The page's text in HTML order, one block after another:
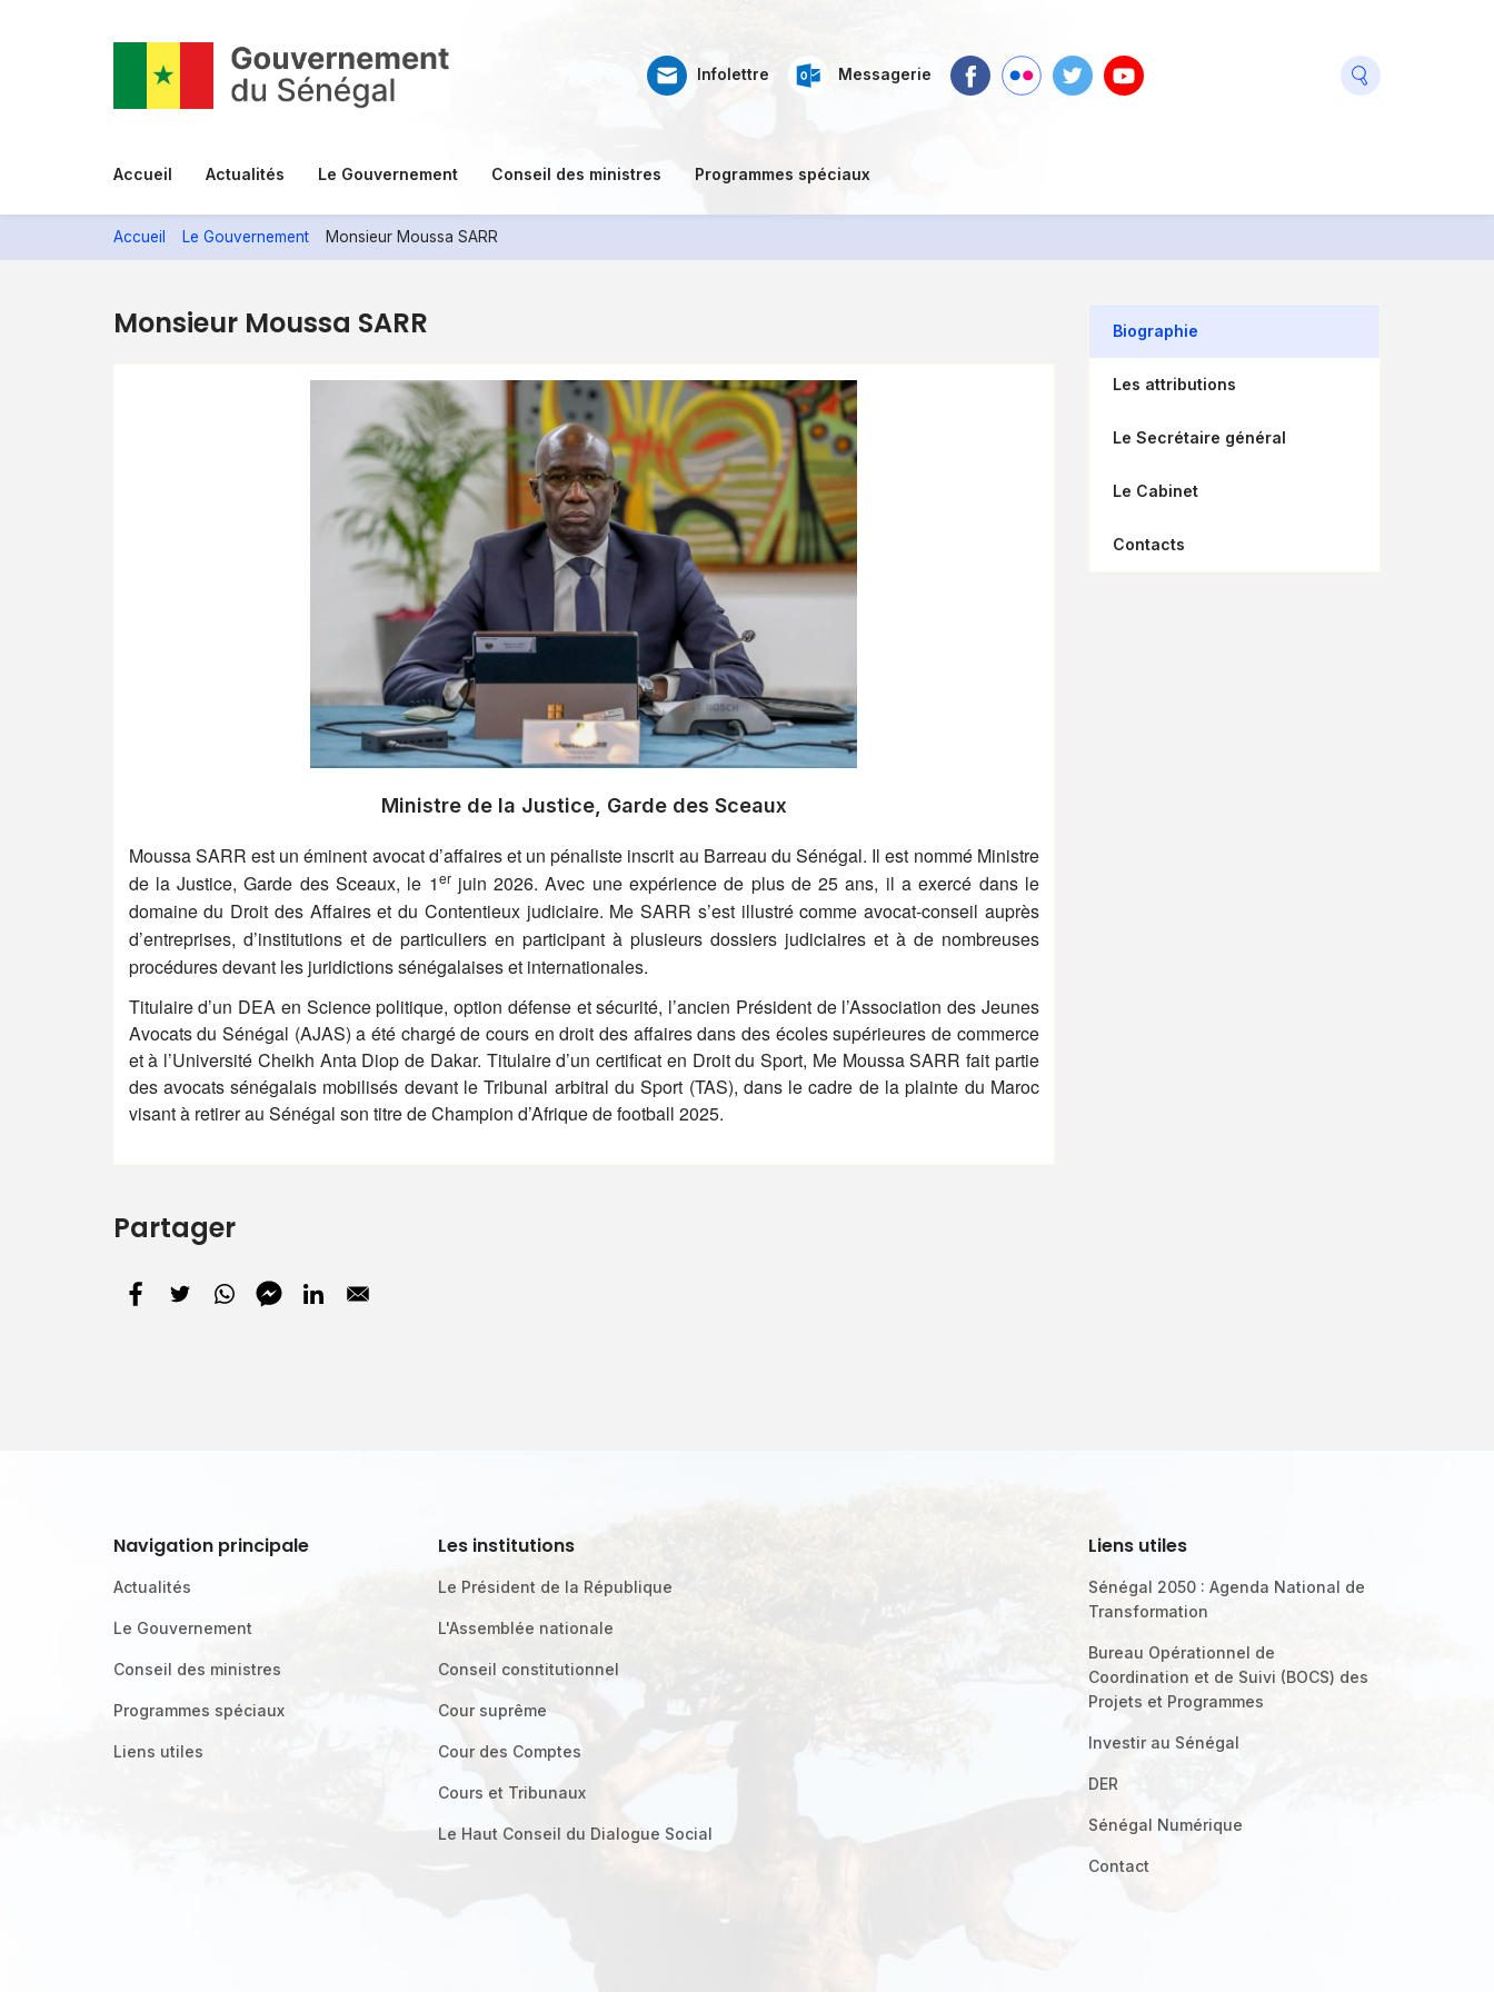
WebInfolettre Messagerie
Réseaux
FacebookFlickr Twitter Youtube
Menu
principal
Accueil Actualités Le Gouvernement Conseil des ministres Programmes spéciaux
Accueil Le Gouvernement Monsieur Moussa SARR
Monsieur Moussa SARR
Ministre de la Justice, Garde des Sceaux
Moussa SARR est un éminent avocat d’affaires et un pénaliste inscrit au Barreau du Sénégal. Il est nommé Ministre
de la Justice, Garde des Sceaux, le 1erjuin 2026. Avec une expérience de plus de 25 ans, il a exercé dans le
domaine du Droit des Affaires et du Contentieux judiciaire. Me SARR s’est illustré comme avocat-conseil auprès
d’entreprises, d’institutions et de particuliers en participant à plusieurs dossiers judiciaires et à de nombreuses
procédures devant les juridictions sénégalaises et internationales.
Titulaire d’un DEA en Science politique, option défense et sécurité, l’ancien Président de l’Association des Jeunes
Avocats du Sénégal (AJAS) a été chargé de cours en droit des affaires dans des écoles supérieures de commerce
et à l’Université Cheikh Anta Diop de Dakar. Titulaire d’un certificat en Droit du Sport, Me Moussa SARR fait partie
des avocats sénégalais mobilisés devant le Tribunal arbitral du Sport (TAS), dans le cadre de la plainte du Maroc
visant à retirer au Sénégal son titre de Champion d’Afrique de football 2025.
Biographie
Les attributions
Le Secrétaire général
Le Cabinet
Contacts
Partager
Navigation principale
Actualités
Le Gouvernement
Conseil des ministres
Programmes spéciaux
Liens utiles
Les institutions
Le Président de la République
L'Assemblée nationale
Conseil constitutionnel
Cour suprême
Cour des Comptes
Cours et Tribunaux
Le Haut Conseil du Dialogue Social
Liens utiles
Sénégal 2050 : Agenda National de
Transformation
Bureau Opérationnel de
Coordination et de Suivi (BOCS) des
Projets et Programmes
Investir au Sénégal
DER
Sénégal Numérique
Contact